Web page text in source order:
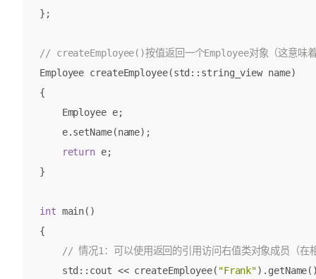
};
Employee createEmployee(std :: string_view name)
{
Employee e;
e.setName(name);
return e;
}
int main()
{
std :: cout << createEmployee( "Frank"). getName